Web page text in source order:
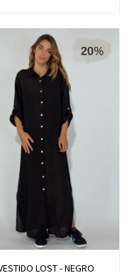
LOST - NEGRO